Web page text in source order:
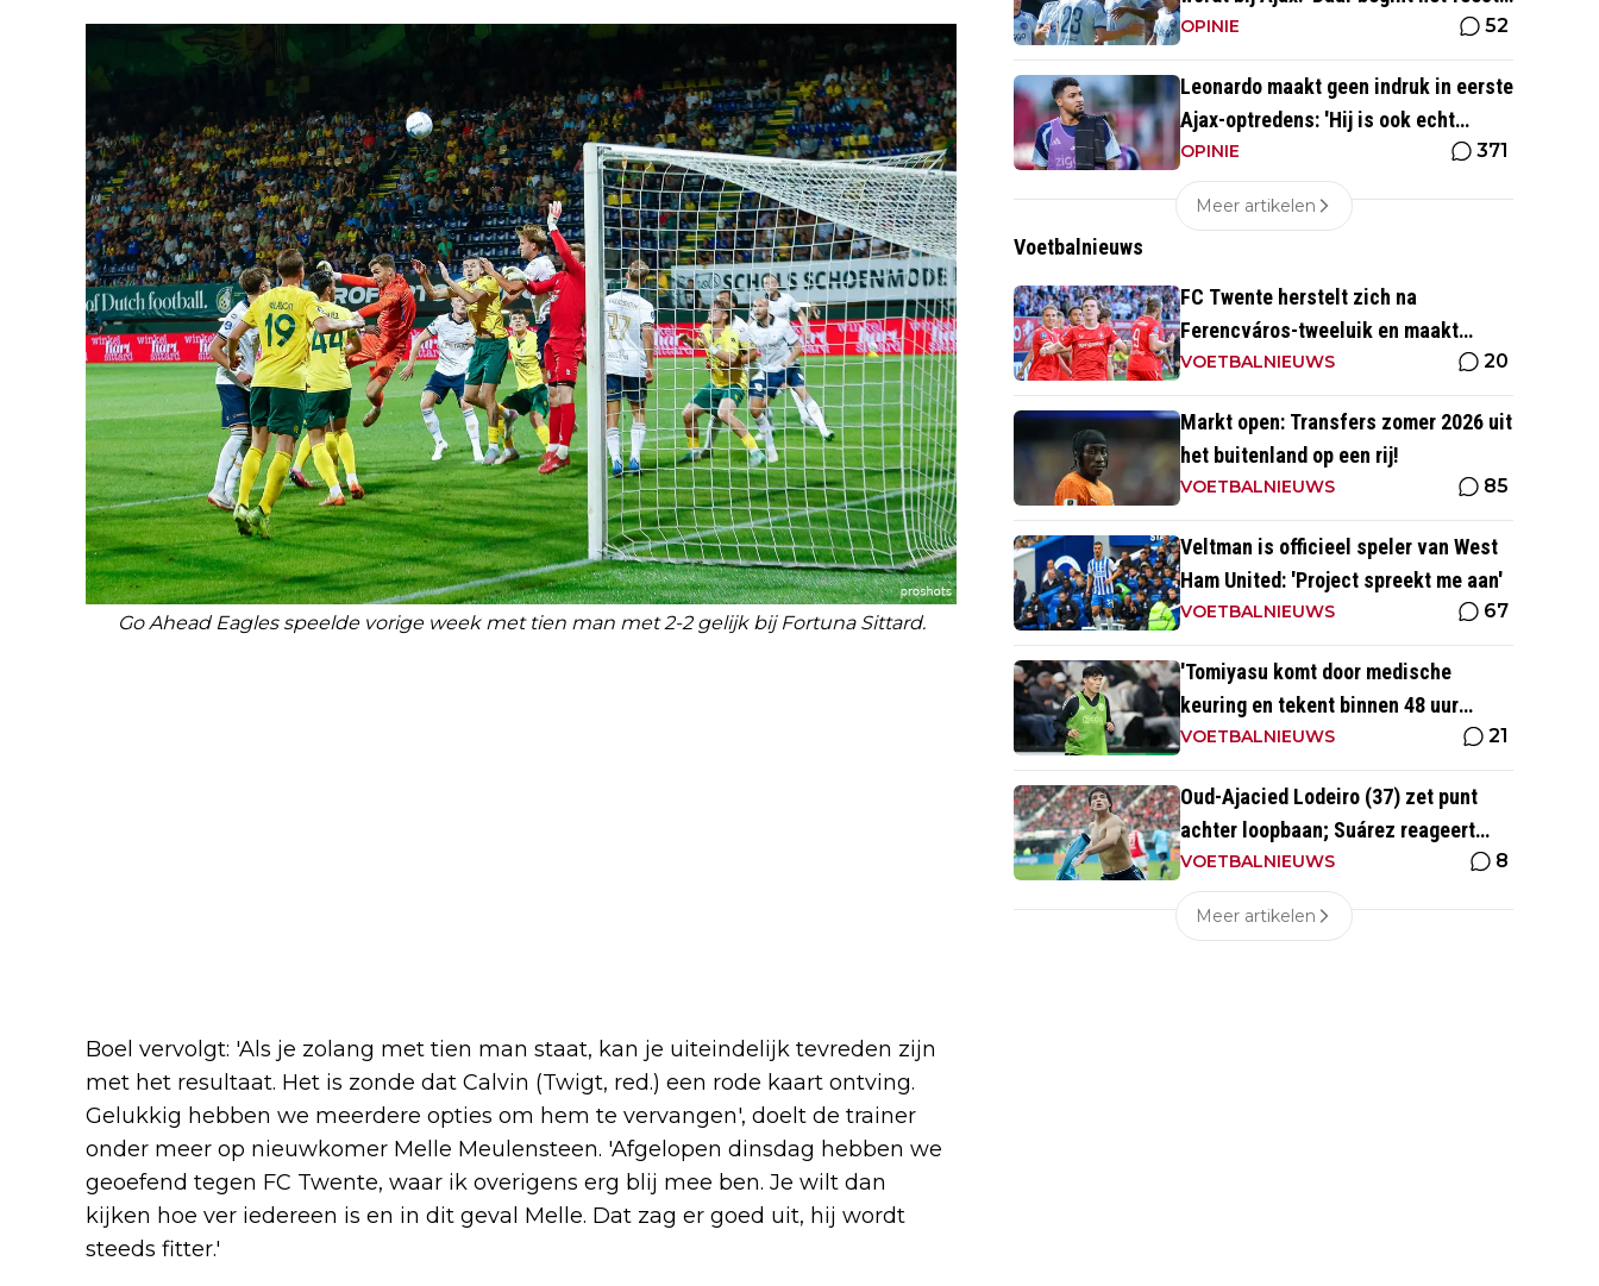
Go Ahead Eagles speelde vorige week met tien man met 2-2 gelijk bij Fortuna Sittard.
Boel vervolgt: 'Als je zolang met tien man staat, kan je uiteindelijk tevreden zijn
met het resultaat. Het is zonde dat Calvin (Twigt, red.) een rode kaart ontving.
Gelukkig hebben we meerdere opties om hem te vervangen', doelt de trainer
onder meer op nieuwkomer Melle Meulensteen. 'Afgelopen dinsdag hebben we
geoefend tegen FC Twente, waar ik overigens erg blij mee ben. Je wilt dan
kijken hoe ver iedereen is en in dit geval Melle. Dat zag er goed uit, hij wordt
steeds fitter.'
eigenlijk al'
OPINIE 52
Leonardo maakt geen indruk in eerste
Ajax-optredens: 'Hij is ook echt
langzaam'
OPINIE 371
Meer artikelen
Voetbalnieuws
FC Twente herstelt zich na
Ferencváros-tweeluik en maakt
gehakt van Slowaakse opponent
VOETBALNIEUWS 20
Markt open: Transfers zomer 2026 uit
het buitenland op een rij!
VOETBALNIEUWS 85
Veltman is officieel speler van West
Ham United: 'Project spreekt me aan'
VOETBALNIEUWS 67
'Tomiyasu komt door medische
keuring en tekent binnen 48 uur
contract bij nieuwe club'
VOETBALNIEUWS 21
Oud-Ajacied Lodeiro (37) zet punt
achter loopbaan; Suárez reageert
emotioneel
VOETBALNIEUWS 8
Meer artikelen